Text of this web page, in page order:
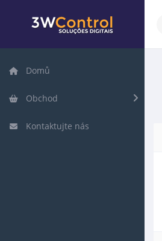
Domů
Obchod
Kontaktujte nás